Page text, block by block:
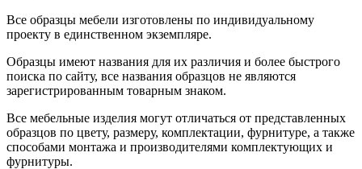
Все образцы мебели изготовлены по индивидуальному
проекту в единственном экземпляре.
Образцы имеют названия для их различия и более быстрого
поиска по сайту, все названия образцов не являются
зарегистрированным товарным знаком.
Все мебельные изделия могут отличаться от представленных
образцов по цвету, размеру, комплектации, фурнитуре, а также
способами монтажа и производителями комплектующих и
фурнитуры.